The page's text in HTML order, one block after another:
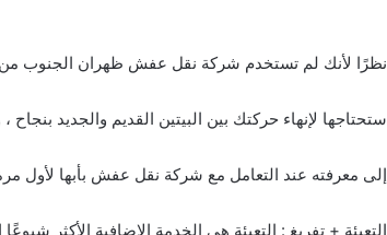
نظرًا لأنك لم تستخدم شركة نقل عفش ظهران الجنوب من
ستحتاجها لإنهاء حركتك بين البيتين القديم والجديد
إلى معرفته عند التعامل مع شركة نقل عفش بأبها لأول
التعبئة + تفريغ : التعبئة هي الخدمة الإضافية الأكثر